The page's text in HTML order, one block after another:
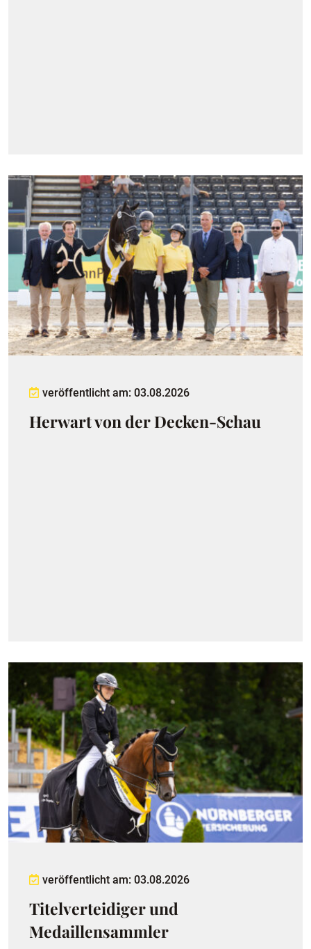
veröffentlicht am: 03.08.2026
Herwart von der Decken-Schau
veröffentlicht am: 03.08.2026
Titelverteidiger und
Medaillensammler